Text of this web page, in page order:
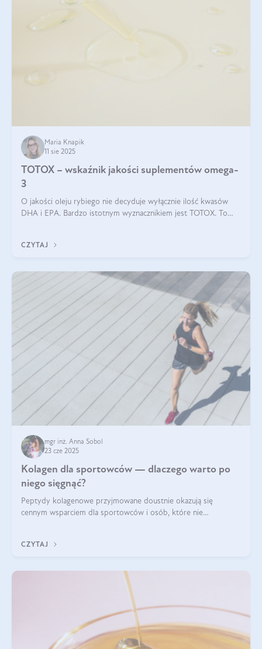
Maria Knapik
11 sie 2025
TOTOX – wskaźnik jakości suplementów omega-
3
O jakości oleju rybiego nie decyduje wyłącznie ilość kwasów
DHA i EPA. Bardzo istotnym wyznacznikiem jest TOTOX. To
CZYTAJ
mgr inż. Anna Sobol
23 cze 2025
Kolagen dla sportowców — dlaczego warto po
niego sięgnąć?
Peptydy kolagenowe przyjmowane doustnie okazują się
cennym wsparciem dla sportowców i osób, które nie
CZYTAJ